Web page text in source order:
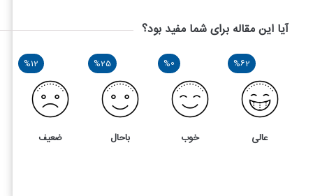
آیا این مقاله برای شما مفید بود؟
%62
عالی
%0
خوب
%25
باحال
%12
ضعیف